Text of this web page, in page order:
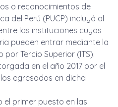
o reconocimientos de
del Perú (PUCP) incluyó al
las instituciones cuyos
pueden entrar mediante la
Tercio Superior (ITS).
en el año 2017 por el
egresados en dicha
el primer puesto en las